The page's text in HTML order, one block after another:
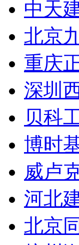
中天
北京
重庆
深圳
贝科
博时
威卢
河北
北京